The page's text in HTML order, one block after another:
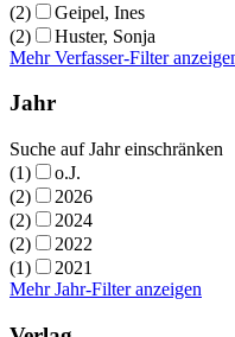
(2)
Geipel, Ines
(2)
Huster, Sonja
Mehr Verfasser-Filter
Jahr
Suche auf Jahr einschränken
(1)
o.J.
(2)
2026
(2)
2024
(2)
2022
(1)
2021
Mehr Jahr-Filter anzeigen